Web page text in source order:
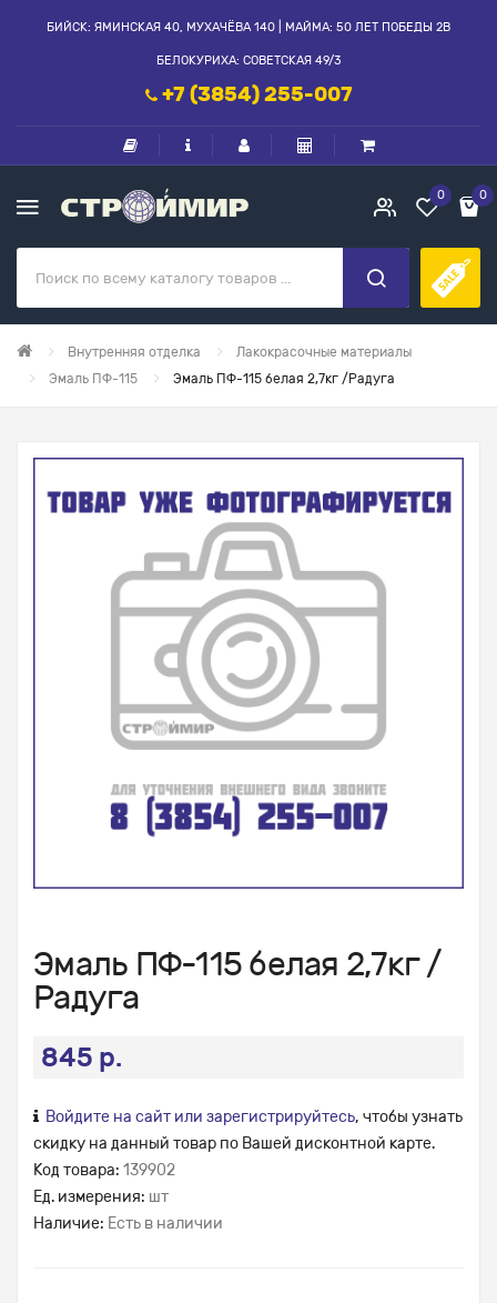
БИЙСК: ЯМИНСКАЯ 40, МУХАЧЁВА 140 | МАЙМА: 50 ЛЕТ ПОБЕДЫ 2В
БЕЛОКУРИХА: СОВЕТСКАЯ 49/3
+7 (3854) 255-007
0 0
Внутренняя отделка
Лакокрасочные материалы
Эмаль ПФ-115
Эмаль ПФ-115 белая 2,7кг /Радуга
Эмаль ПФ-115 белая 2,7кг /
Радуга
845 р.
Войдите на сайт или зарегистрируйтесь, чтобы узнать
скидку на данный товар по Вашей дисконтной карте.
Код товара: 139902
Ед. измерения: шт
Наличие: Есть в наличии